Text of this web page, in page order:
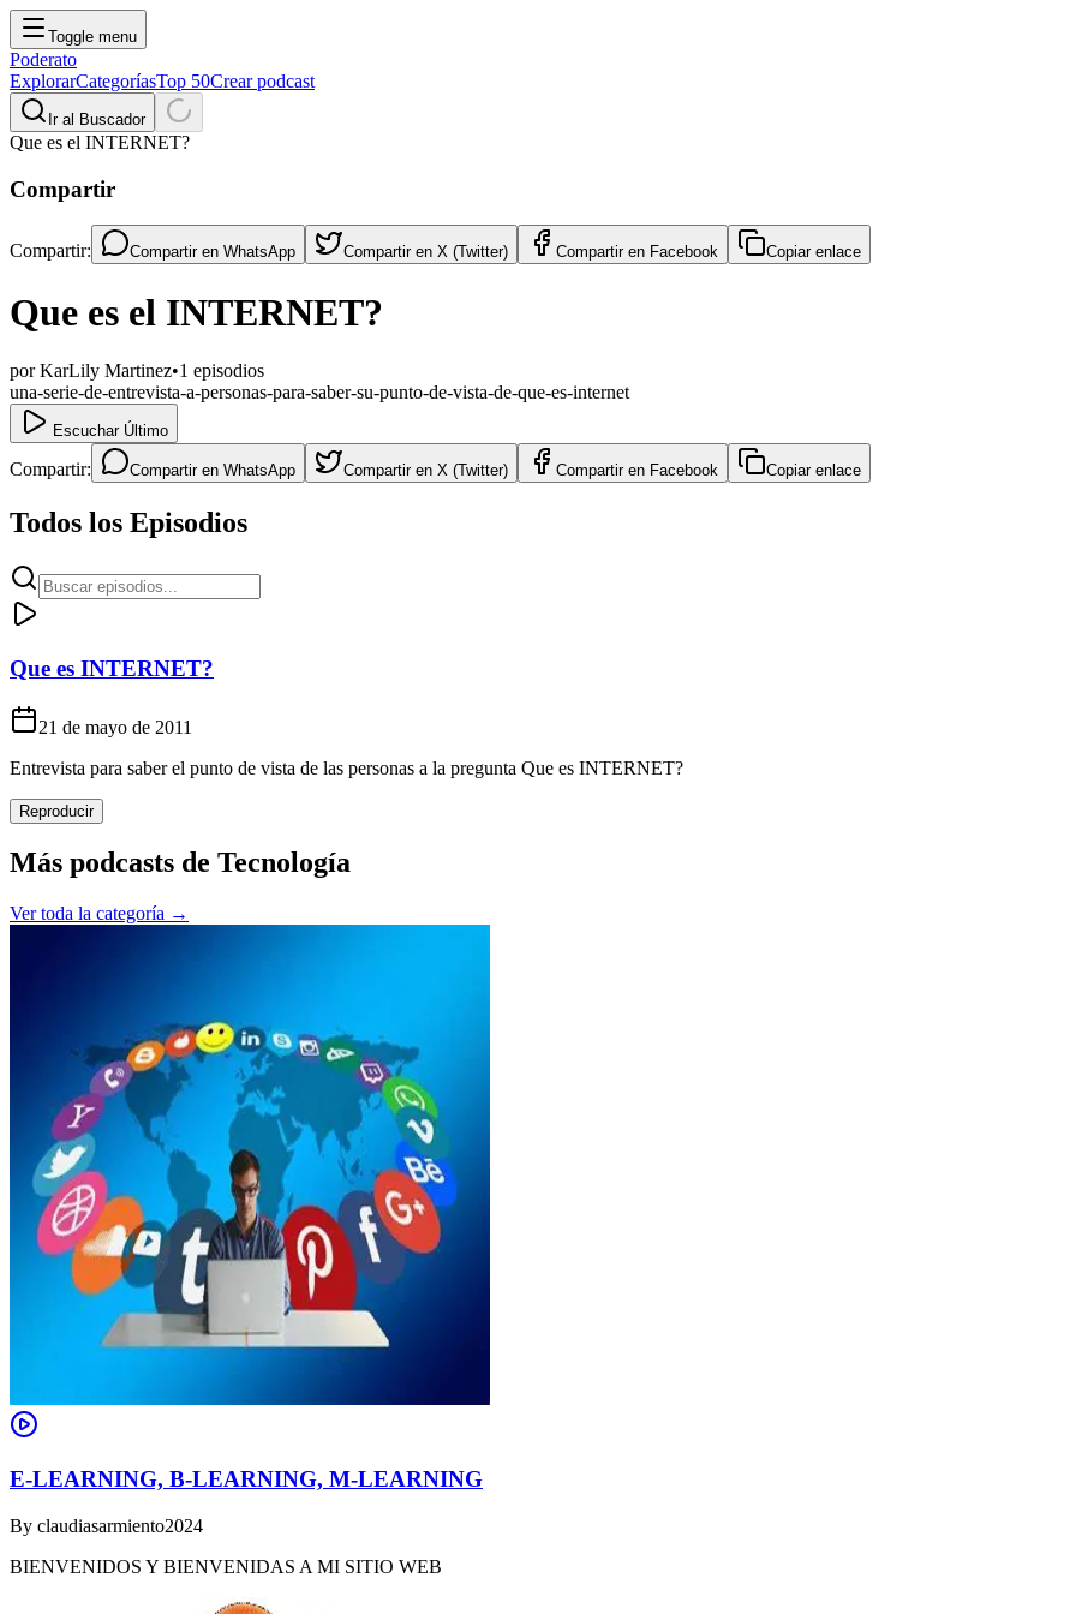
Toggle menu
Poderato
ExplorarCategoríasTop 50Crear podcast
Ir al Buscador
Que es el INTERNET?
Compartir
Compartir: Compartir en WhatsApp Compartir en X (Twitter) Compartir en Facebook Copiar enlace
Que es el INTERNET?
porKarLily Martinez•1 episodios
una-serie-de-entrevista-a-personas-para-saber-su-punto-de-vista-de-que-es-internet
Escuchar Último
Compartir: Compartir en WhatsApp Compartir en X (Twitter) Compartir en Facebook Copiar enlace
Todos los Episodios
Que es INTERNET?
21 de mayo de 2011
Entrevista para saber el punto de vista de las personas a la pregunta Que es INTERNET?
Reproducir
Más podcasts de Tecnología
Ver toda la categoría →
E-LEARNING, B-LEARNING, M-LEARNING
By claudiasarmiento2024
BIENVENIDOS Y BIENVENIDAS A MI SITIO WEB